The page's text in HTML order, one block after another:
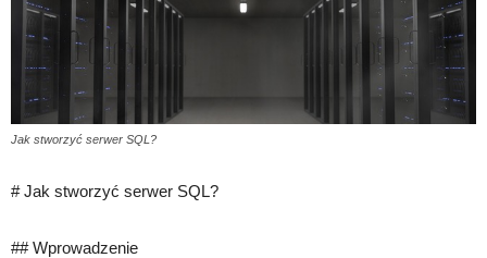
Jak stworzyć serwer SQL?
# Jak stworzyć serwer SQL?
## Wprowadzenie